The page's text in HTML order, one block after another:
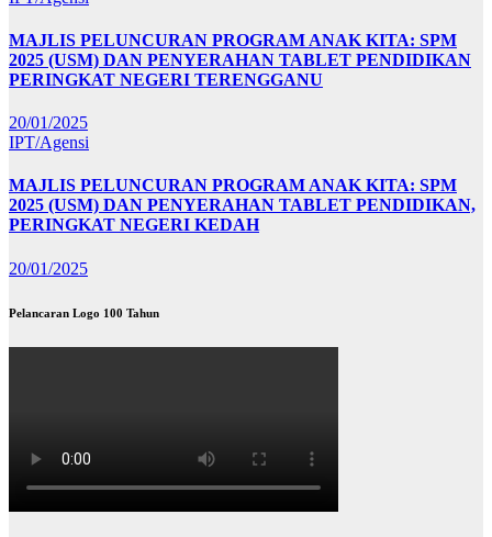
MAJLIS PELUNCURAN PROGRAM ANAK KITA: SPM
2025 (USM) DAN PENYERAHAN TABLET PENDIDIKAN
PERINGKAT NEGERI TERENGGANU
20/01/2025
IPT/Agensi
MAJLIS PELUNCURAN PROGRAM ANAK KITA: SPM
2025 (USM) DAN PENYERAHAN TABLET PENDIDIKAN,
PERINGKAT NEGERI KEDAH
20/01/2025
Pelancaran Logo 100 Tahun